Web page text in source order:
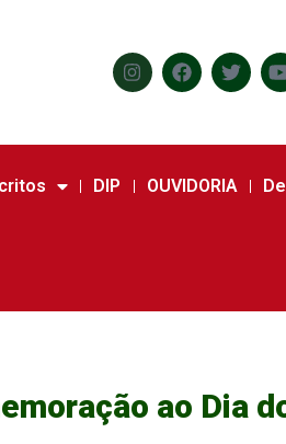
DIP OUVIDORIA
ao Dia